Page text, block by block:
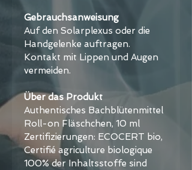
Gebrauchsanweisung
Auf den Solarplexus oder die
Handgelenke auftragen.
Kontakt mit Lippen und Augen
vermeiden.
Über das Produkt
Authentisches Bachblütenmittel
Roll-on Fläschchen, 10 ml
Zertifizierungen: ECOCERT bio,
Certifié agriculture biologique
100% der Inhaltsstoffe sind